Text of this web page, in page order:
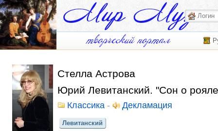
Стелла Астрова
Юрий Левитанский. "Сон о
Классика - Декламация
Левитанский